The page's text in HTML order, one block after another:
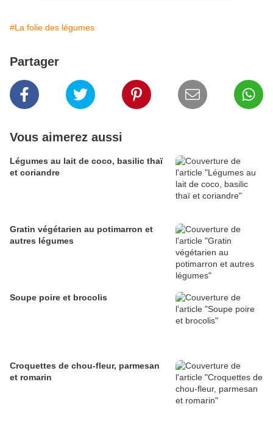
#La folie des légumes
Partager
Vous aimerez aussi
Légumes au lait de coco, basilic thaï
et coriandre
Gratin végétarien au potimarron et
autres légumes
Soupe poire et brocolis
Croquettes de chou-fleur, parmesan
et romarin